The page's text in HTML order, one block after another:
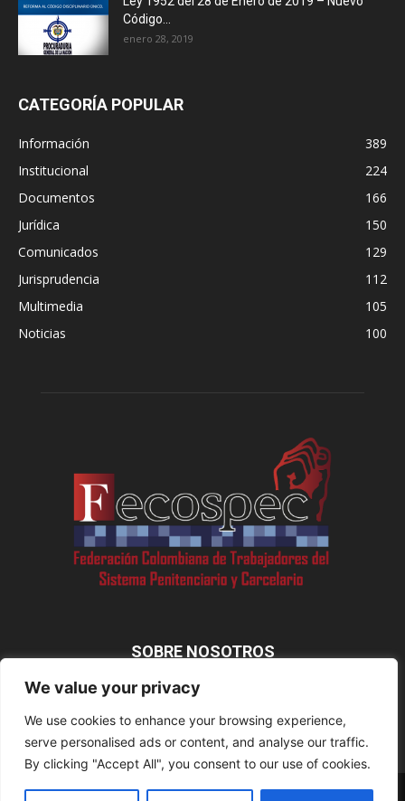
We value your privacy
We use cookies to enhance your browsing experience,
serve personalised ads or content, and analyse our traffic.
By clicking "Accept All", you consent to our use of cookies.
Código...
enero 28, 2019
CATEGORÍA POPULAR
Información
389
Institucional
224
Documentos
166
Jurídica
150
Comunicados
129
Jurisprudencia
112
Multimedia
105
Noticias
100
SOBRE NOSOTROS
SÍGUENOS
Disclaimer Privacy Advertisement Contact Us